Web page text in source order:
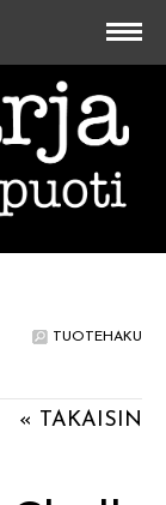
TUOTEHAKU
« TAKAISIN